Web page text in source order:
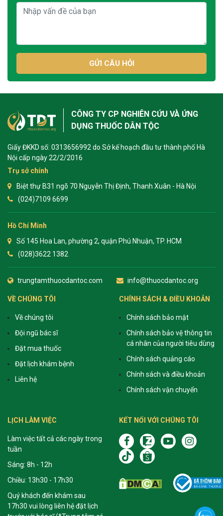
GỬI CÂU HỎI
CÔNG TY CP NGHIÊN CỨU VÀ ỨNG
DỤNG THUỐC DÂN TỘC
Giấy ĐKKD số: 0313656992 do Sở kế hoạch đầu tư thành phố Hà
Nội cấp ngày 22/2/2016
Trụ sở chính
Biệt thự B31 ngõ 70 Nguyễn Thị Định, Thanh Xuân - Hà Nội
(024)7109 6699
Hồ Chí Minh
Số 145 Hoa Lan, phường 2, quận Phú Nhuận, TP. HCM
(028)3622 1382
trungtamthuocdantoc.com info@thuocdantoc.org
VỀ CHÚNG TÔI
Về chúng tôi
Đội ngũ bác sĩ
Đặt mua thuốc
Đặt lịch khám bệnh
Liên hệ
CHÍNH SÁCH & ĐIỀU KHOẢN
Chính sách bảo mật
Chính sách bảo vệ thông tin
cá nhân của người tiêu dùng
Chính sách quảng cáo
Chính sách và điều khoản
Chính sách vận chuyển
LỊCH LÀM VIỆC
Làm việc tất cả các ngày trong
tuần
Sáng: 8h - 12h
Chiều: 13h30 - 17h30
Quý khách đến khám sau
17h30 vui lòng liên hệ đặt lịch
KẾT NỐI VỚI CHÚNG TÔI